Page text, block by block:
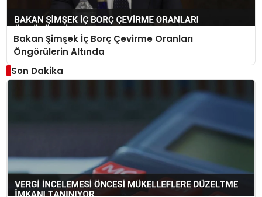
Bakan Şimşek İç Borç Çevirme Oranları
Öngörülerin Altında
Son Dakika